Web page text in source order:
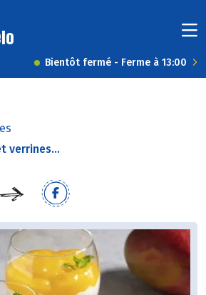
Bientôt fermé - Ferme à 13:00
verrines...